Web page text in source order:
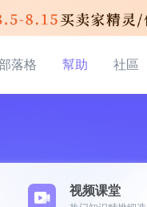
落格 幫助 社區
视频课堂